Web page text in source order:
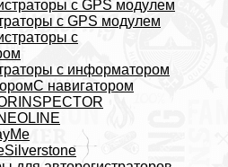
с GPS модулем
с информатором
С навигатором
INSPECTOR
Silverstone